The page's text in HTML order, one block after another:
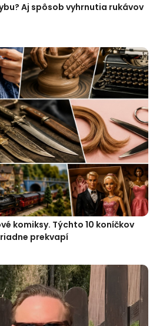
Aj spôsob vyhrnutia rukávov
komiksy. Týchto 10 koníčkov
prekvapí